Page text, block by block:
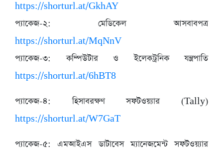
https://shorturl.at/GkhAY
প্যাকেজ-২: মেডিকেল আসবাবপত্র
https://shorturl.at/MqNnV
প্যাকেজ-৩: কম্পিউটার ও ইলেকট্রনিক যন্ত্রপাতি
https://shorturl.at/6hBT8
প্যাকেজ-৪: হিসাবরক্ষণ সফটওয়্যার (Tally)
https://shorturl.at/W7GaT
প্যাকেজ-৫: এমআইএস ডাটাবেস ম্যানেজমেন্ট সফটওয়্যার